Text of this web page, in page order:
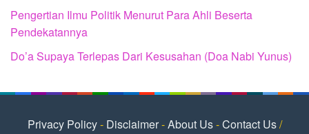
Pengertian Ilmu Politik Menurut Para Ahli Beserta
Pendekatannya
Do’a Supaya Terlepas Dari Kesusahan (Doa Nabi Yunus)
Privacy Policy- Disclaimer-About Us-Contact Us/